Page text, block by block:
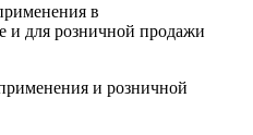
в
и для розничной продажи
и розничной